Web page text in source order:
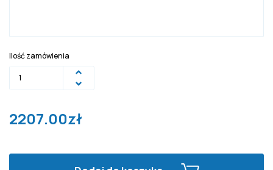
Ilość zamówienia
2207.00zł